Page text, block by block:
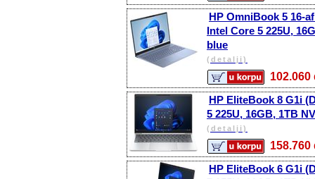
HP OmniBook 5 16-
Intel Core 5 225U,
blue
(detalji)
HP EliteBook 8 G1i
5 225U, 16GB, 1TB
(detalji)
HP EliteBook 6 G1i